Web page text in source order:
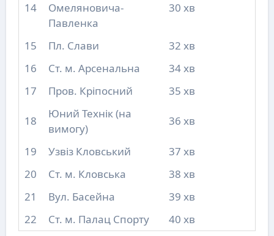
14
Омеляновича-
Павленка
30 хв
15 Пл. Слави
32 хв
16
Ст. м. Арсенальна
34 хв
17
Пров. Кріпосний 35 хв
18
Юний Технік (на
вимогу)
36 хв
19 Узвіз Кловський
37 хв
20
Ст. м. Кловська
38 хв
21
Вул. Басейна
39 хв
22
Ст. м. Палац Спорту 40 хв